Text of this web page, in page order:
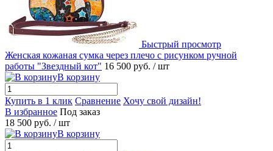
Быстрый просмотр
Женская кожаная сумка через плечо с рисунком ручной
работы "Звездный кот" 16 500 руб. / шт
В корзину
Купить в 1 клик Сравнение Хочу свой дизайн!
В избранное Под заказ
18 500 руб. / шт
В корзину